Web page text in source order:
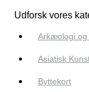
Udforsk vores
Arkæologi og
Asiatisk
Byttekort